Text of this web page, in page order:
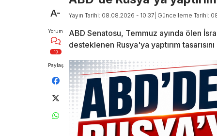
A-
Yorum
10
Paylaş
Yayın Tarihi: 08.08.2026 - 10:37 | Güncelleme Tarihi:
ABD Senatosu, Temmuz ayında ölen
desteklenen Rusya'ya yaptırım